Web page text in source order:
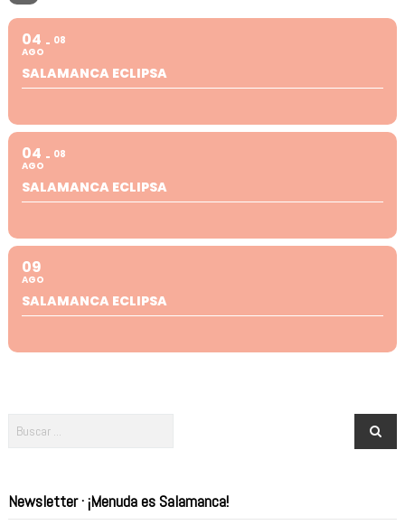
04
AGO
08
SALAMANCA ECLIPSA
04
AGO
08
SALAMANCA ECLIPSA
09
AGO
SALAMANCA ECLIPSA
Newsletter · ¡Menuda es Salamanca!